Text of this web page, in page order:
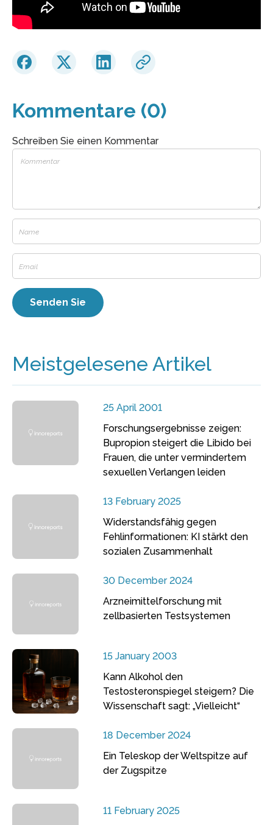
Kommentare (0)
Schreiben Sie einen Kommentar
Meistgelesene Artikel
25 April 2001
Forschungsergebnisse zeigen:
Bupropion steigert die Libido bei
Frauen, die unter vermindertem
sexuellen Verlangen leiden
13 February 2025
Widerstandsfähig gegen
Fehlinformationen: KI stärkt den
sozialen Zusammenhalt
30 December 2024
Arzneimittelforschung mit
zellbasierten Testsystemen
15 January 2003
Kann Alkohol den
Testosteronspiegel steigern? Die
Wissenschaft sagt: „Vielleicht“
18 December 2024
Ein Teleskop der Weltspitze auf
der Zugspitze
11 February 2025